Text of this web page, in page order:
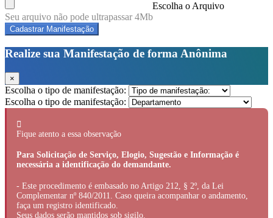
Escolha o Arquivo
Seu arquivo não pode ultrapassar 4Mb
Cadastrar Manifestação
Realize sua Manifestação de forma Anônima
×
Escolha o tipo de manifestação:
Escolha o tipo de manifestação:
Fique atento a essa observação
Para Solicitação de Serviço, Elogio, Sugestão e Informação é
necessária a identificação do demandante.
- Este procedimento é embasado no Artigo 212, § 2º, da Lei
Complementar nº 840/2011. Caso queira acompanhar o andamento,
faça um registro identificado.
Seus dados serão mantidos sob sigilo.